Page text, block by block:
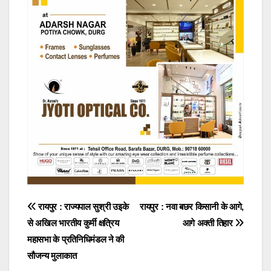
Post
navigation
रायपुर : नवा बछर किसानी के आगे,
आगे अक्ती तिहार
रायपुर : राज्यपाल सुश्री उइके
से अखिल भारतीय कुर्मी क्षत्रिय
महासभा के प्रतिनिधिमंडल ने की
सौजन्य मुलाकात